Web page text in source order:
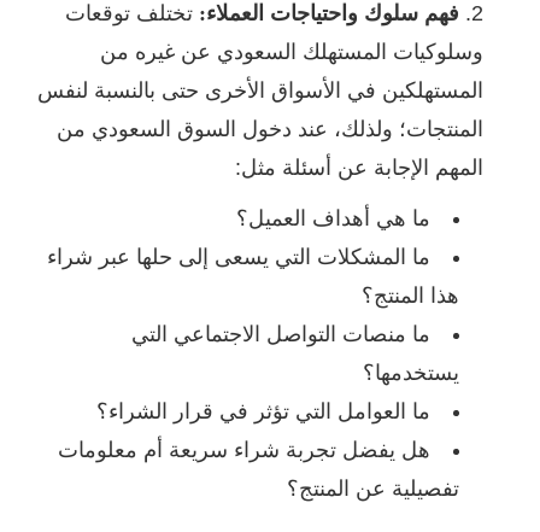
فهم سلوك واحتياجات العملاء: تختلف توقعات
وسلوكيات المستهلك السعودي عن غيره من
المستهلكين في الأسواق الأخرى حتى بالنسبة لنفس
المنتجات؛ ولذلك، عند دخول السوق السعودي من
المهم الإجابة عن أسئلة مثل:
ما هي أهداف العميل؟
ما المشكلات التي يسعى إلى حلها عبر شراء
هذا المنتج؟
ما منصات التواصل الاجتماعي التي
يستخدمها؟
ما العوامل التي تؤثر في قرار الشراء؟
هل يفضل تجربة شراء سريعة أم معلومات
تفصيلية عن المنتج؟